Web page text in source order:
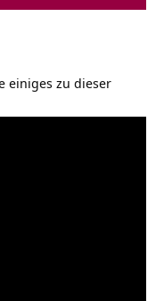
einiges zu dieser